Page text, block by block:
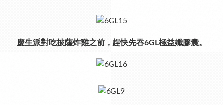
慶生派對吃披薩炸雞之前，趕快先吞6GL極益孅膠囊。